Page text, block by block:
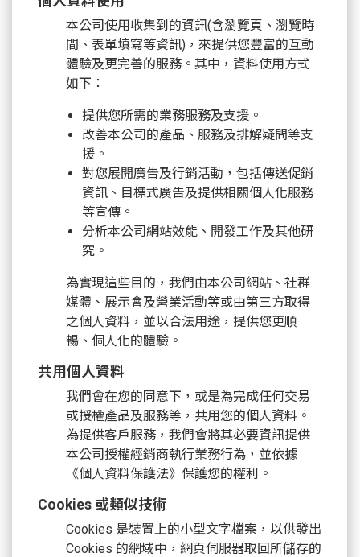
本公司使用收集到的資訊(含瀏覽頁、瀏覽時
間、表單填寫等資訊)，來提供您豐富的互動
體驗及更完善的服務。其中，資料使用方式
如下：
提供您所需的業務服務及支援。
改善本公司的產品、服務及排解疑問等支
援。
對您展開廣告及行銷活動，包括傳送促銷
資訊、目標式廣告及提供相關個人化服務
等宣傳。
分析本公司網站效能、開發工作及其他研
究。
為實現這些目的，我們由本公司網站、社群
媒體、展示會及營業活動等或由第三方取得
之個人資料，並以合法用途，提供您更順
暢、個人化的體驗。
共用個人資料
我們會在您的同意下，或是為完成任何交易
或授權產品及服務等，共用您的個人資料。
為提供客戶服務，我們會將其必要資訊提供
本公司授權經銷商執行業務行為，並依據
《個人資料保護法》保護您的權利。
Cookies 或類似技術
Cookies 是裝置上的小型文字檔案，以供發出
Cookies 的網域中，網頁伺服器取回所儲存的